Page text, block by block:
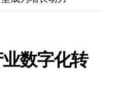
数字化转